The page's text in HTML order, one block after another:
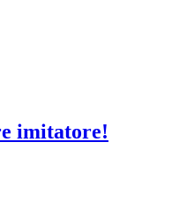
imitatore!